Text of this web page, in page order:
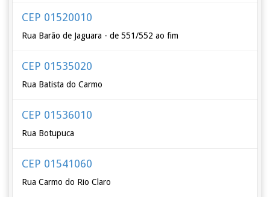
CEP 01520010
Rua Barão de Jaguara - de 551/552 ao fim
CEP 01535020
Rua Batista do Carmo
CEP 01536010
Rua Botupuca
CEP 01541060
Rua Carmo do Rio Claro